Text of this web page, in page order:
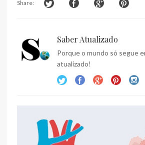
Share:
Saber Atualizado
Porque o mundo só segue
atualizado!